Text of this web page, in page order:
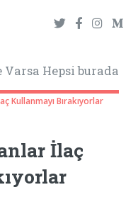
Varsa Hepsi burada
Kullanmayı Bırakıyorlar
İlaç